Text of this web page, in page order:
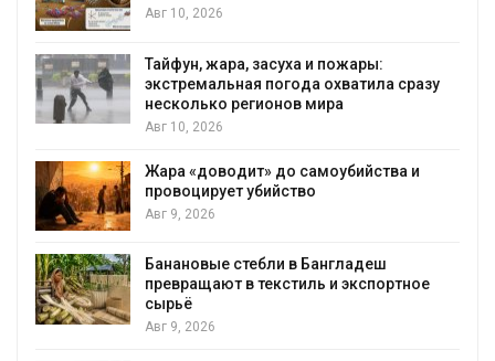
Авг 10, 2026
Тайфун, жара, засуха и пожары:
экстремальная погода охватила сразу
несколько регионов мира
Авг 10, 2026
Жара «доводит» до самоубийства и
провоцирует убийство
Авг 9, 2026
Банановые стебли в Бангладеш
превращают в текстиль и экспортное
сырьё
Авг 9, 2026